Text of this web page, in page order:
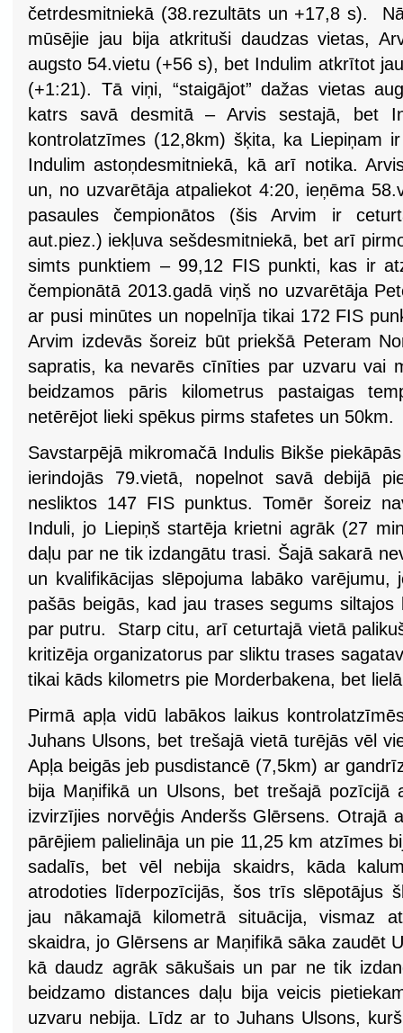
četrdesmitniekā (38.rezultāts un +17,8 s).
mūsējie jau bija atkrituši daudzas vietas,
augsto 54.vietu (+56 s), bet Indulim atkrītot
(+1:21). Tā viņi, “staigājot” dažas vietas
katrs savā desmitā – Arvis sestajā, bet
kontrolatzīmes (12,8km) šķita, ka Liepiņam
Indulim astoņdesmitniekā, kā arī notika.
un, no uzvarētāja atpaliekot 4:20, ieņēma
pasaules čempionātos (šis Arvim ir
aut.piez.) iekļuva sešdesmitniekā, bet arī
simts punktiem – 99,12 FIS punkti, kas ir
čempionātā 2013.gadā viņš no uzvarētāja
ar pusi minūtes un nopelnīja tikai 172 FIS
Arvim izdevās šoreiz būt priekšā Peteram
sapratis, ka nevarēs cīnīties par uzvaru vai
beidzamos pāris kilometrus pastaigas
netērējot lieki spēkus pirms stafetes un 50km.
Savstarpējā mikromačā Indulis Bikše
ierindojās 79.vietā, nopelnot savā debijā
nesliktos 147 FIS punktus. Tomēr šoreiz
Induli, jo Liepiņš startēja krietni agrāk (27
daļu par ne tik izdangātu trasi. Šajā sakarā
un kvalifikācijas slēpojuma labāko
pašās beigās, kad jau trases segums
par putru. Starp citu, arī ceturtajā vietā
kritizēja organizatorus par sliktu trases
tikai kāds kilometrs pie Morderbakena, bet
Pirmā apļa vidū labākos laikus
Juhans Ulsons, bet trešajā vietā turējās vēl
Apļa beigās jeb pusdistancē (7,5km) ar
bija Maņifikā un Ulsons, bet trešajā
izvirzījies norvēģis Anderšs Glērsens. Otrajā
pārējiem palielināja un pie 11,25 km atzīmes
sadalīs, bet vēl nebija skaidrs, kāda
atrodoties līderpozīcijās, šos trīs slēpotājus
jau nākamajā kilometrā situācija, vismaz
skaidra, jo Glērsens ar Maņifikā sāka zaudēt
kā daudz agrāk sākušais un par ne tik
beidzamo distances daļu bija veicis
uzvaru nebija. Līdz ar to Juhans Ulsons,